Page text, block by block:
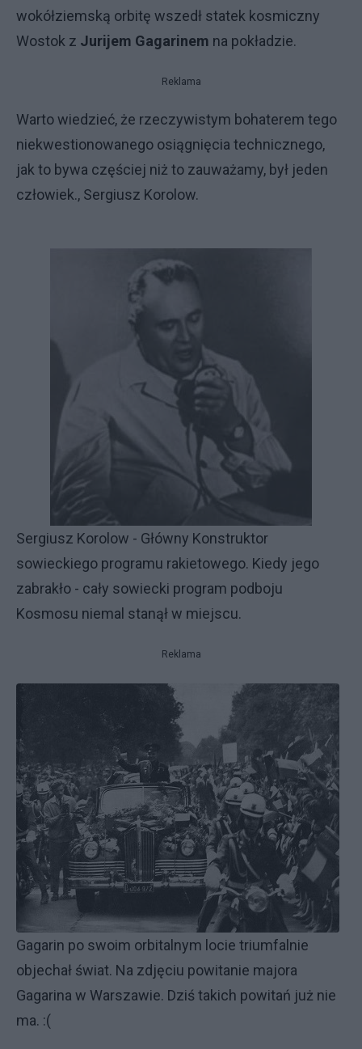
wokółziemską orbitę wszedł statek kosmiczny
Wostok z Jurijem Gagarinem na pokładzie.
Reklama
Warto wiedzieć, że rzeczywistym bohaterem tego
niekwestionowanego osiągnięcia technicznego,
jak to bywa częściej niż to zauważamy, był jeden
człowiek., Sergiusz Korolow.
Sergiusz Korolow - Główny Konstruktor
sowieckiego programu rakietowego. Kiedy jego
zabrakło - cały sowiecki program podboju
Kosmosu niemal stanął w miejscu.
Reklama
Gagarin po swoim orbitalnym locie triumfalnie
objechał świat. Na zdjęciu powitanie majora
Gagarina w Warszawie. Dziś takich powitań już nie
ma. :(